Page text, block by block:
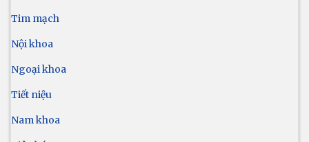
Tim mạch
Nội khoa
Ngoại khoa
Tiết niệu
Nam khoa